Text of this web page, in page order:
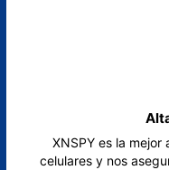
XNSPY es la
celulares y nos